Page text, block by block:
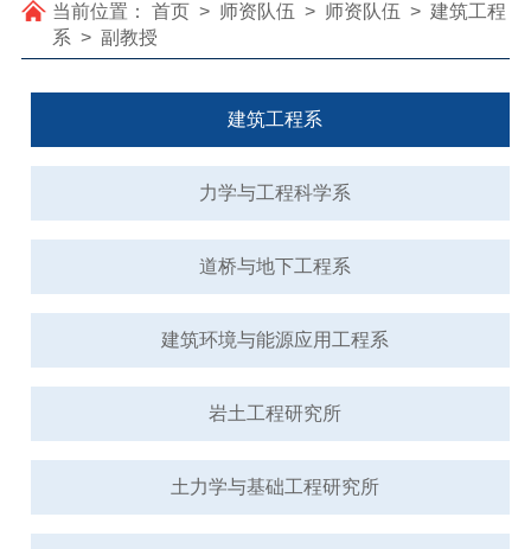
当前位置： 首页> 师资队伍 > 师资队伍 > 建筑工程
系 > 副教授
建筑工程系
力学与工程科学系
道桥与地下工程系
建筑环境与能源应用工程系
岩土工程研究所
土力学与基础工程研究所